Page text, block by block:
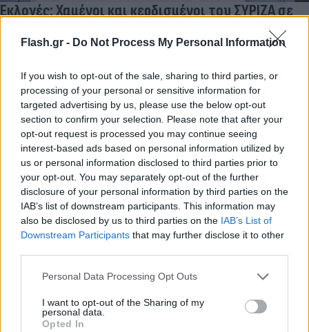
Flash.gr - Do Not Process My Personal Information
If you wish to opt-out of the sale, sharing to third parties, or
processing of your personal or sensitive information for
targeted advertising by us, please use the below opt-out
section to confirm your selection. Please note that after your
opt-out request is processed you may continue seeing
interest-based ads based on personal information utilized by
us or personal information disclosed to third parties prior to
your opt-out. You may separately opt-out of the further
disclosure of your personal information by third parties on the
IAB’s list of downstream participants. This information may
also be disclosed by us to third parties on the IAB’s List of
Downstream Participants that may further disclose it to other
Please note that this website/app uses one or more Google
not limited to your visit or usage behaviour. You may click to
grant or deny consent to Google and its third-party tags to
Personal Data Processing Opt Outs
I want to opt-out of the Sharing of my
personal data.
Opted In
Εκλογές: Χαμένοι και κερδισμένοι του ΣΥΡΙΖΑ σε
όλη την Ελλάδα σχέση με τις εκλογές του Μαΐου
Εύη
Exit poll: H κατανομή των εδρών στη νέα Βουλή
25.06.2023 20:07